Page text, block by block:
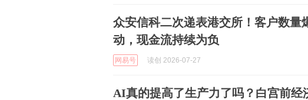
众安信科二次递表港交所！客户数量
动，现金流持续为负
网易号 读创 2026-07-27
AI真的提高了生产力了吗？白宫前经